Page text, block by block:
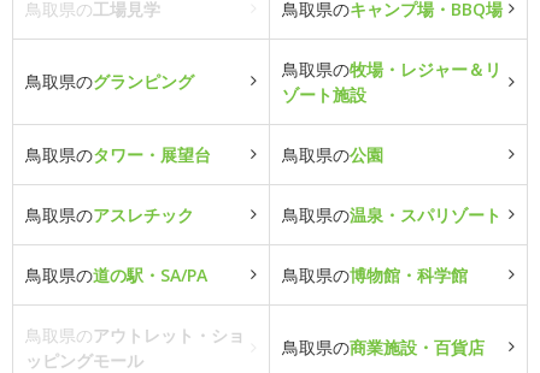
鳥取県の工場見学 鳥取県のキャンプ場・BBQ場
鳥取県のグランピング
鳥取県の牧場・レジャー＆リ
ゾート施設
鳥取県のタワー・展望台 鳥取県の公園
鳥取県のアスレチック 鳥取県の温泉・スパリゾート
鳥取県の道の駅・SA/PA 鳥取県の博物館・科学館
鳥取県のアウトレット・ショ
ッピングモール
鳥取県の商業施設・百貨店